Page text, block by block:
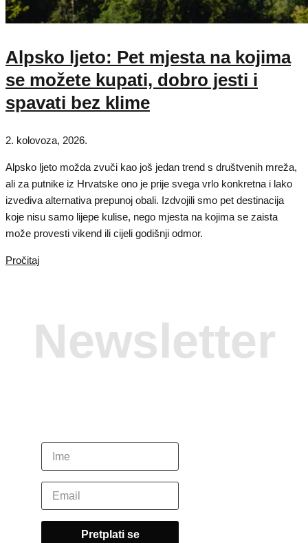
Alpsko ljeto: Pet mjesta na kojima
se možete kupati, dobro jesti i
spavati bez klime
2. kolovoza, 2026.
Alpsko ljeto možda zvuči kao još jedan trend s društvenih mreža,
ali za putnike iz Hrvatske ono je prije svega vrlo konkretna i lako
izvediva alternativa prepunoj obali. Izdvojili smo pet destinacija
koje nisu samo lijepe kulise, nego mjesta na kojima se zaista
može provesti vikend ili cijeli godišnji odmor.
Pročitaj
Newsletter